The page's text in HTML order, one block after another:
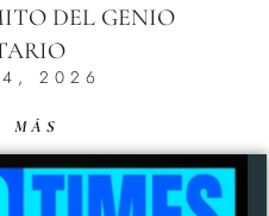
DEL GENIO
2026
MÁS